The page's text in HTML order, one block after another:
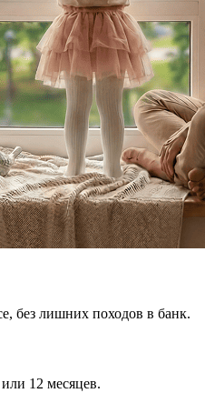
без лишних походов в банк.
12 месяцев.